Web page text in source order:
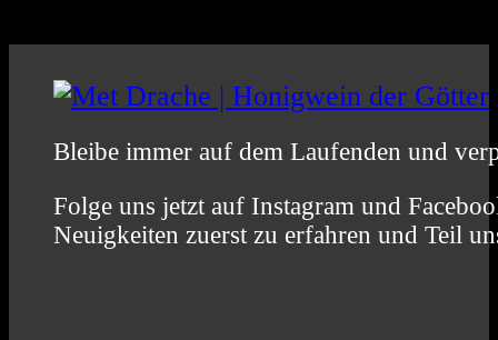
Bleibe immer auf dem Laufenden und
Folge uns jetzt auf Instagram und
Neuigkeiten zuerst zu erfahren und Teil